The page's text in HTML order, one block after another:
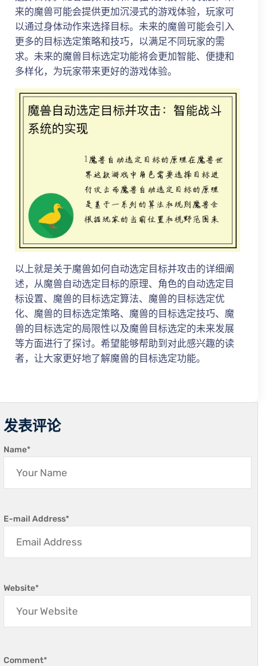
来的魔兽可能会提供更加沉浸式的游戏体验，玩家可
以通过身体动作来选择目标。未来的魔兽可能会引入
更多的目标选定策略和技巧，以满足不同玩家的需
求。未来的魔兽目标选定功能将会更加智能、便捷和
多样化，为玩家带来更好的游戏体验。
以上就是关于魔兽如何自动选定目标并攻击的详细阐
述，从魔兽自动选定目标的原理、角色的自动选定目
标设置、魔兽的目标选定算法、魔兽的目标选定优
化、魔兽的目标选定策略、魔兽的目标选定技巧、魔
兽的目标选定的局限性以及魔兽目标选定的未来发展
等方面进行了探讨。希望能够帮助到对此感兴趣的读
者，让大家更好地了解魔兽的目标选定功能。
发表评论
Name*
E-mail Address*
Website*
Comment*